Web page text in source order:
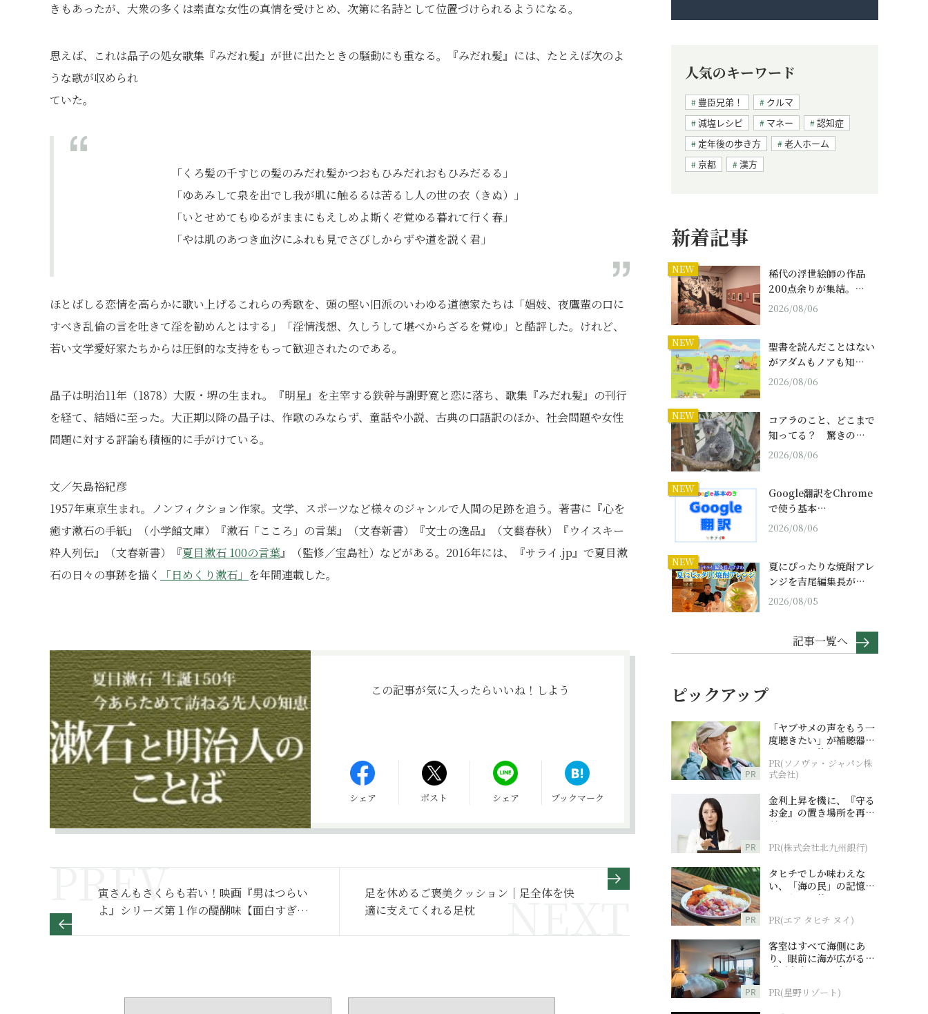
きもあったが、大衆の多くは素直な女性の真情を受けとめ、次第に名詩として位置づけられるようになる。
思えば、これは晶子の処女歌集『みだれ髪』が世に出たときの騒動にも重なる。『みだれ髪』には、たとえば次のよ
うな歌が収められ
ていた。
「くろ髪の千すじの髪のみだれ髪かつおもひみだれおもひみだるる」
「ゆあみして泉を出でし我が肌に触るるは苦るし人の世の衣（きぬ）」
「いとせめてもゆるがままにもえしめよ斯くぞ覚ゆる暮れて行く春」
「やは肌のあつき血汐にふれも見でさびしからずや道を説く君」
ほとばしる恋情を高らかに歌い上げるこれらの秀歌を、頭の堅い旧派のいわゆる道徳家たちは「娼妓、夜鷹輩の口に
すべき乱倫の言を吐きて淫を勧めんとはする」「淫情浅想、久しうして堪べからざるを覚ゆ」と酷評した。けれど、
若い文学愛好家たちからは圧倒的な支持をもって歓迎されたのである。
晶子は明治11年（1878）大阪・堺の生まれ。『明星』を主宰する鉄幹与謝野寛と恋に落ち、歌集『みだれ髪』の刊行
を経て、結婚に至った。大正期以降の晶子は、作歌のみならず、童話や小説、古典の口語訳のほか、社会問題や女性
問題に対する評論も積極的に手がけている。
文／矢島裕紀彦
1957年東京生まれ。ノンフィクション作家。文学、スポーツなど様々のジャンルで人間の足跡を追う。著書に『心を
癒す漱石の手紙』（小学館文庫）『漱石「こころ」の言葉』（文春新書）『文士の逸品』（文藝春秋）『ウイスキー
粋人列伝』（文春新書）『夏目漱石 100の言葉』（監修／宝島社）などがある。2016年には、『サライ.jp』で夏目漱
石の日々の事跡を描く
「日めくり漱石」 を年間連載した。
この記事が気に入ったらいいね！しよう
シェア ポスト シェア ブックマーク
寅さんもさくらも若い！映画『男はつらい
よ』シリーズ第１作の醍醐味【面白すぎる
足を休めるご褒美クッション｜足全体を快
適に支えてくれる足枕
人気のキーワード
豊臣兄弟！
クルマ
減塩レシピ
マネー
認知症
定年後の歩き方
老人ホーム
京都
漢方
新着記事
NEW
稀代の浮世絵師の作品
200点余りが集結。…
2026/08/06
NEW
聖書を読んだことはない
がアダムもノアも知…
2026/08/06
NEW
コアラのこと、どこまで
知ってる？ 驚きの…
2026/08/06
NEW
Google翻訳をChrome
で使う基本…
2026/08/06
NEW
夏にぴったりな焼酎アレ
ンジを吉尾編集長が…
2026/08/05
記事一覧へ
ピックアップ
PR
「ヤブサメの声をもう一
度聴きたい」が補聴器チ
ャレンジの後押しに
PR(ソノヴァ・ジャパン株
式会社)
PR
金利上昇を機に、『守る
お金』の置き場所を再検
討
PR(株式会社北九州銀行)
PR
タヒチでしか味わえな
い、「海の民」の記憶へ
とつながる旅
PR(エア タヒチ ヌイ)
PR
客室はすべて海側にあ
り、眼前に海が広がる
『西表島ホテル by 星野
PR(星野リゾート)